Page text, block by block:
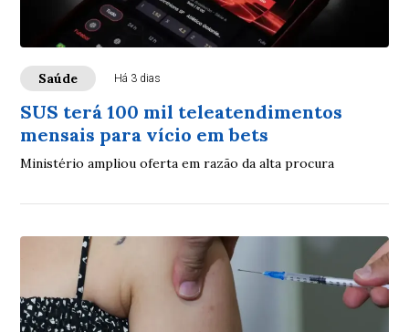
Saúde Há 3 dias
SUS terá 100 mil teleatendimentos
mensais para vício em bets
Ministério ampliou oferta em razão da alta procura